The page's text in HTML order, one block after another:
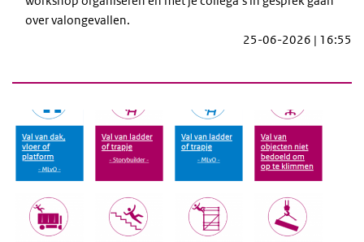
over valongevallen.
25-06-2026 | 16:55